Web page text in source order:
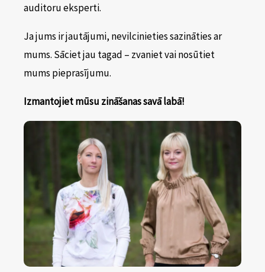
auditoru eksperti.
Ja jums ir jautājumi, nevilcinieties sazināties ar
mums. Sāciet jau tagad – zvaniet vai nosūtiet
mums pieprasījumu.
Izmantojiet mūsu zināšanas savā labā!